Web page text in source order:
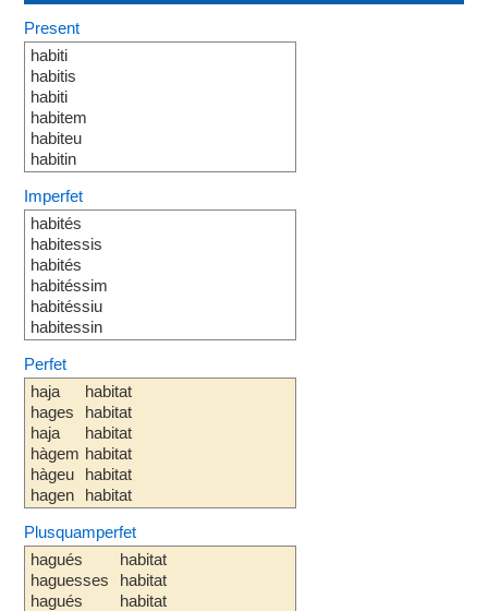
Present
habiti
habitis
habiti
habitem
habiteu
habitin
Imperfet
habités
habitessis
habités
habitéssim
habitéssiu
habitessin
Perfet
haja
hages
haja
hàgem
hàgeu
hagen
habitat
habitat
habitat
habitat
habitat
habitat
Plusquamperfet
hagués
haguesses
hagués
habitat
habitat
habitat